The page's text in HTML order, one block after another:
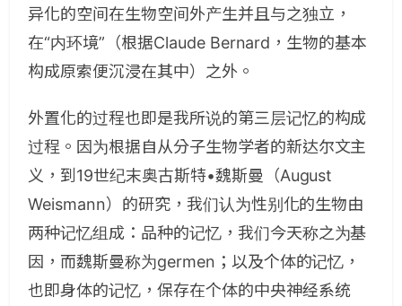
异化的空间在生物空间外产生并且与之独立，
在“内环境”（根据Claude Bernard，生物的基本
构成原索便沉浸在其中）之外。
外置化的过程也即是我所说的第三层记忆的构成
过程。因为根据自从分子生物学者的新达尔文主
义，到19世纪末奥古斯特•魏斯曼（August
Weismann）的研究，我们认为性别化的生物由
两种记忆组成：品种的记忆，我们今天称之为基
因，而魏斯曼称为germen；以及个体的记忆，
也即身体的记忆，保存在个体的中央神经系统